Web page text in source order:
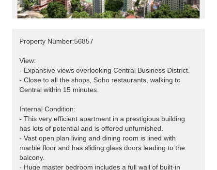
Property Number:56857
View:
- Expansive views overlooking Central Business District.
- Close to all the shops, Soho restaurants, walking to
Central within 15 minutes.
Internal Condition:
- This very efficient apartment in a prestigious building
has lots of potential and is offered unfurnished.
- Vast open plan living and dining room is lined with
marble floor and has sliding glass doors leading to the
balcony.
- Huge master bedroom includes a full wall of built-in